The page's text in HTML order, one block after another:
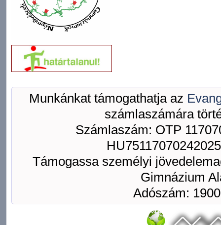
Munkánkat támogathatja az
számlaszámára
Számlaszám: OTP
Támogassa személyi
Gimnázium
Adószám: